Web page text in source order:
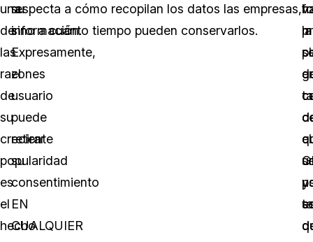
una
de
las
razones
de
su
creciente
popularidad
es
el
hecho
su
información.
Expresamente,
el
usuario
puede
retirar
su
consentimiento
EN
CUALQUIER
respecta a cómo recopilan los datos las empresas,
sino a cuánto tiempo pueden conservarlos.
la
el
y